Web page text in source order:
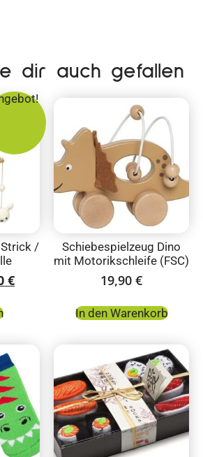
dir auch gefallen
/
€
Schiebespielzeug Dino
mit Motorikschleife (FSC)
19,90 €
In den Warenkorb